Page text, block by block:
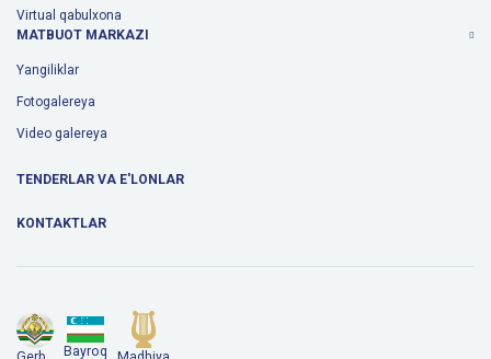
Virtual qabulxona
MATBUOT MARKAZI
Yangiliklar
Fotogalereya
Video galereya
TENDERLAR VA E'LONLAR
KONTAKTLAR
Bayroq